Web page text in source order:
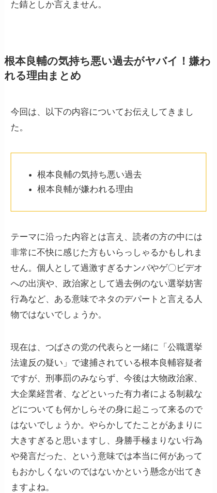
た錆としか言えません。
根本良輔の気持ち悪い過去がヤバイ！嫌わ
れる理由まとめ
今回は、以下の内容についてお伝えしてきまし
た。
根本良輔の気持ち悪い過去
根本良輔が嫌われる理由
テーマに沿った内容とは言え、読者の方の中には
非常に不快に感じた方もいらっしゃるかもしれま
せん。個人として過激すぎるナンパやゲ〇ビデオ
への出演や、政治家として過去例のない選挙妨害
行為など、ある意味でネタのデパートと言える人
物ではないでしょうか。
現在は、つばさの党の代表らと一緒に「公職選挙
法違反の疑い」で逮捕されている根本良輔容疑者
ですが、刑事罰のみならず、今後は大物政治家、
大企業経営者、などといった有力者による制裁な
どについても何かしらその身に起こって来るので
はないでしょうか。やらかしてたことがあまりに
大きすぎると思いますし、身勝手極まりない行為
や発言だった、という意味では本当に何があって
もおかしくないのではないかという懸念が出てき
ますよね。